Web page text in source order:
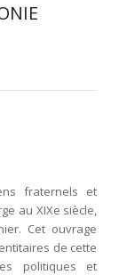
fraternels et
au XIXe siècle,
Cet ouvrage
de cette
politiques et